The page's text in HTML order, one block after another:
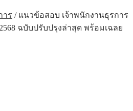
าร / แนวข้อสอบ เจ้าพนักงานธุรการ
ฉบับปรับปรุงล่าสุด พร้อมเฉลย